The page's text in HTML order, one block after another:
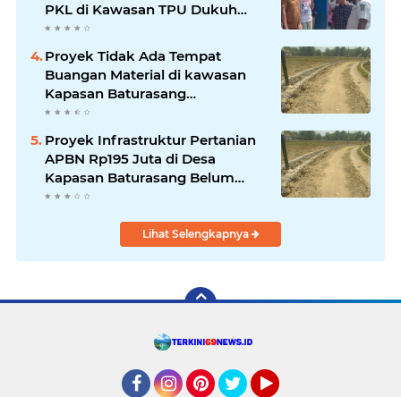
PKL di Kawasan TPU Dukuh
Bulak Banteng Surabaya
Proyek Tidak Ada Tempat
Buangan Material di kawasan
Kapasan Baturasang
Dikeluhkan Warga, Material
Berserakan dan Dinilai
Membahayakan
Proyek Infrastruktur Pertanian
APBN Rp195 Juta di Desa
Kapasan Baturasang Belum
Temui Titik Terang, Warga Minta
Lihat Selengkapnya